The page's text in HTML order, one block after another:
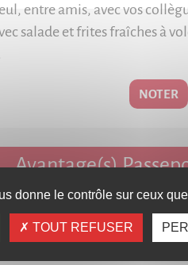
entre amis, avec vos
salade et frites fraîches à
NOTER
Avantage(s)
cet établissement
30% pour 4 personnes ou
donne le contrôle sur ceux
TOUT REFUSER